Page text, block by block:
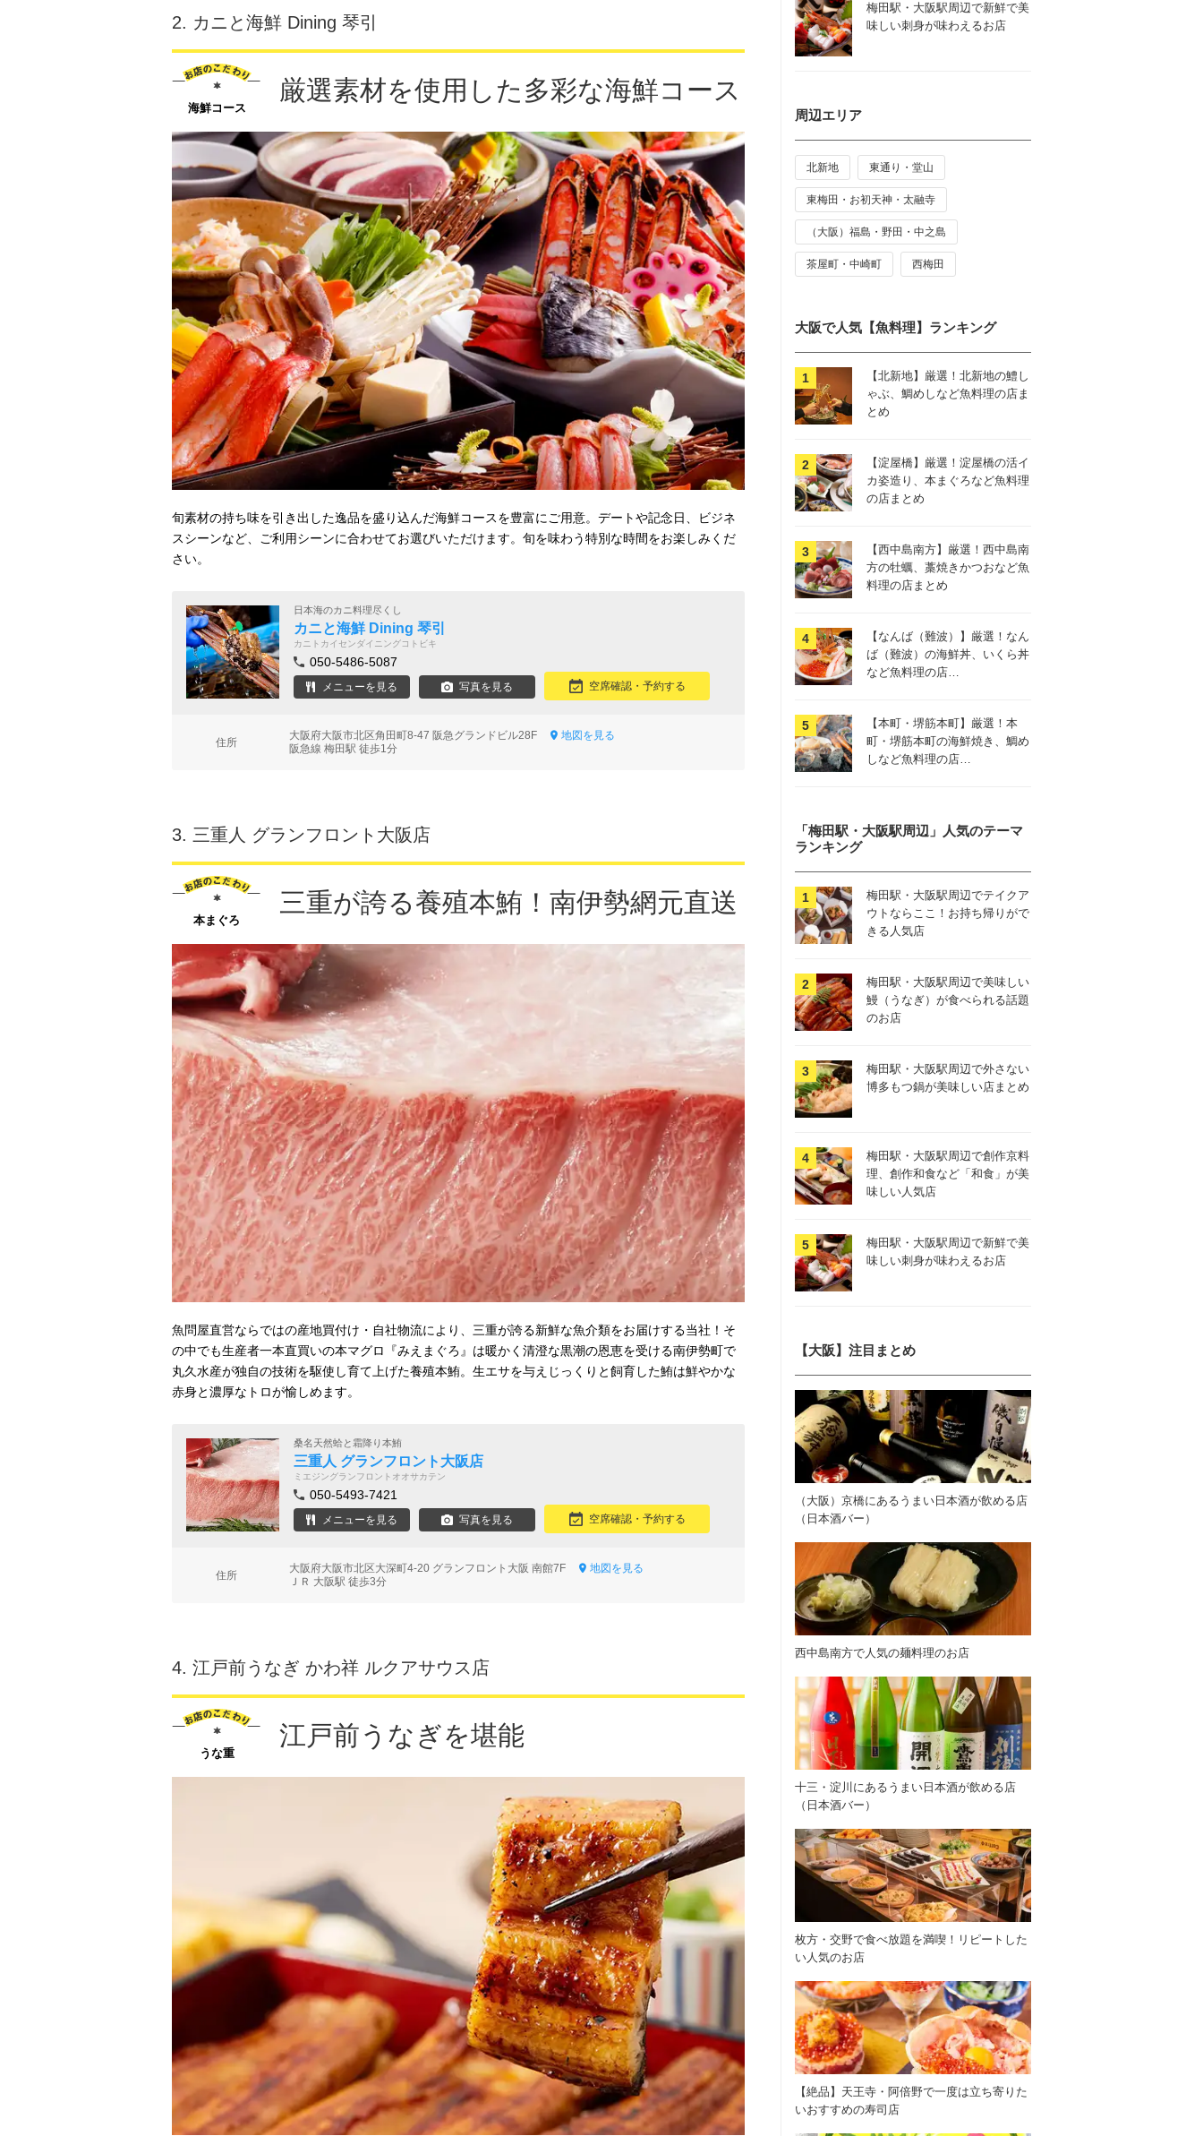
2. カニと海鮮 Dining 琴引
海鮮コース
厳選素材を使用した多彩な海鮮コース
旬素材の持ち味を引き出した逸品を盛り込んだ海鮮コースを豊富にご用意。デートや記念日、ビジネ
スシーンなど、ご利用シーンに合わせてお選びいただけます。旬を味わう特別な時間をお楽しみくだ
さい。
日本海のカニ料理尽くし
カニと海鮮 Dining 琴引
カニトカイセンダイニングコトビキ
050-5486-5087
メニューを見る 写真を見る 空席確認・予約する
住所
大阪府大阪市北区角田町8-47 阪急グランドビル28F
地図を見る
阪急線 梅田駅 徒歩1分
3. 三重人 グランフロント大阪店
本まぐろ
三重が誇る養殖本鮪！南伊勢網元直送
魚問屋直営ならではの産地買付け・自社物流により、三重が誇る新鮮な魚介類をお届けする当社！そ
の中でも生産者一本直買いの本マグロ『みえまぐろ』は暖かく清澄な黒潮の恩恵を受ける南伊勢町で
丸久水産が独自の技術を駆使し育て上げた養殖本鮪。生エサを与えじっくりと飼育した鮪は鮮やかな
赤身と濃厚なトロが愉しめます。
桑名天然蛤と霜降り本鮪
三重人 グランフロント大阪店
ミエジングランフロントオオサカテン
050-5493-7421
メニューを見る 写真を見る 空席確認・予約する
住所
大阪府大阪市北区大深町4-20 グランフロント大阪 南館7F
地図を見る
ＪＲ 大阪駅 徒歩3分
4. 江戸前うなぎ かわ祥 ルクアサウス店
うな重
江戸前うなぎを堪能
梅田駅・大阪駅周辺で新鮮で美
味しい刺身が味わえるお店
周辺エリア
北新地 東通り・堂山
東梅田・お初天神・太融寺
（大阪）福島・野田・中之島
茶屋町・中崎町 西梅田
大阪で人気【魚料理】ランキング
【北新地】厳選！北新地の鱧し
ゃぶ、鯛めしなど魚料理の店ま
とめ
【淀屋橋】厳選！淀屋橋の活イ
カ姿造り、本まぐろなど魚料理
の店まとめ
【西中島南方】厳選！西中島南
方の牡蠣、藁焼きかつおなど魚
料理の店まとめ
【なんば（難波）】厳選！なん
ば（難波）の海鮮丼、いくら丼
など魚料理の店…
【本町・堺筋本町】厳選！本
町・堺筋本町の海鮮焼き、鯛め
しなど魚料理の店…
「梅田駅・大阪駅周辺」人気のテーマ
ランキング
梅田駅・大阪駅周辺でテイクア
ウトならここ！お持ち帰りがで
きる人気店
梅田駅・大阪駅周辺で美味しい
鰻（うなぎ）が食べられる話題
のお店
梅田駅・大阪駅周辺で外さない
博多もつ鍋が美味しい店まとめ
梅田駅・大阪駅周辺で創作京料
理、創作和食など「和食」が美
味しい人気店
梅田駅・大阪駅周辺で新鮮で美
味しい刺身が味わえるお店
【大阪】注目まとめ
（大阪）京橋にあるうまい日本酒が飲める店
（日本酒バー）
西中島南方で人気の麺料理のお店
十三・淀川にあるうまい日本酒が飲める店
（日本酒バー）
枚方・交野で食べ放題を満喫！リピートした
い人気のお店
【絶品】天王寺・阿倍野で一度は立ち寄りた
いおすすめの寿司店